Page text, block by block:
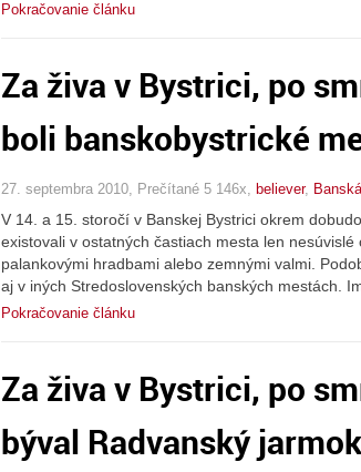
Pokračovanie článku
Za živa v Bystrici, po
boli banskobystrické
27. septembra 2010, Prečítané 5 146x, believer,
V 14. a 15. storočí v Banskej Bystrici okrem
existovali v ostatných častiach mesta len
palankovými hradbami alebo zemnými valmi.
aj v iných Stredoslovenských banských mestách.
Pokračovanie článku
Za živa v Bystrici, po
býval Radvanský jarmok